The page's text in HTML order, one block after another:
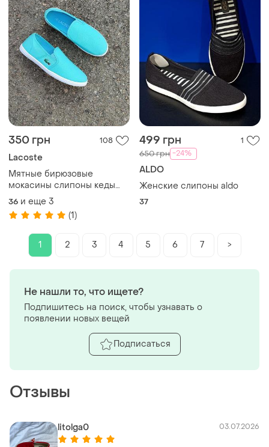
350 грн 108
Lacoste
Мятные бирюзовые
мокасины слипоны кеды
кроссовки
36 и еще 3
(1)
499 грн 1
650 грн -24%
ALDO
Женские слипоны aldo
37
1 2 3 4 5 6 7 >
Отзывы
litolga0 03.07.2026
Не нашли то, что ищете?
Подпишитесь на поиск, чтобы узнавать о
появлении новых вещей
Подписаться